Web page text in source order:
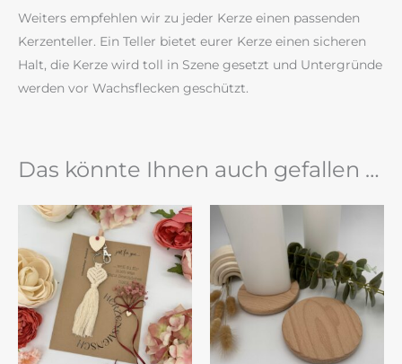
Weiters empfehlen wir zu jeder Kerze einen passenden
Kerzenteller. Ein Teller bietet eurer Kerze einen sicheren
Halt, die Kerze wird toll in Szene gesetzt und Untergründe
werden vor Wachsflecken geschützt.
Das könnte Ihnen auch gefallen …